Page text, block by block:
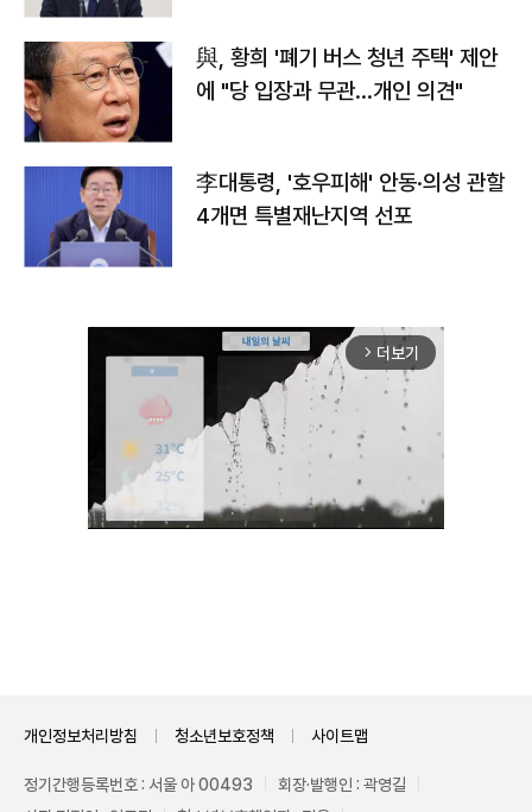
與, 황희 '폐기 버스 청년 주택' 제안
에 "당 입장과 무관…개인 의견"
李대통령, '호우피해' 안동·의성 관할
4개면 특별재난지역 선포
arrow_forward_ios 더보기
개인정보처리방침 청소년보호정책 사이트맵
정기간행등록번호 : 서울 아 00493
회장·발행인 : 곽영길